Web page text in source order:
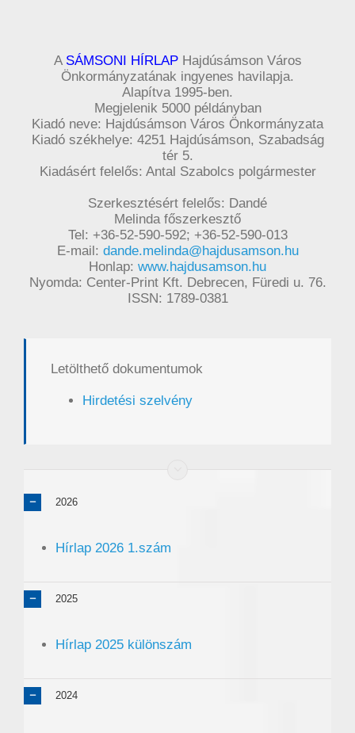
A SÁMSONI HÍRLAPHajdúsámson Város
Önkormányzatának ingyenes havilapja.
Alapítva 1995-ben.
Megjelenik 5000 példányban
Kiadó neve: Hajdúsámson Város Önkormányzata
Kiadó székhelye: 4251 Hajdúsámson, Szabadság
tér 5.
Kiadásért felelős: Antal Szabolcs polgármester
Szerkesztésért felelős: Dandé
Melinda főszerkesztő
Tel: +36-52-590-592; +36-52-590-013
E-mail: dande.melinda@hajdusamson.hu
Honlap: www.hajdusamson.hu
Nyomda: Center-Print Kft. Debrecen, Füredi u. 76.
ISSN: 1789-0381
Letölthető dokumentumok
Hirdetési szelvény
2026
Hírlap 2026 1.szám
2025
Hírlap 2025 különszám
2024